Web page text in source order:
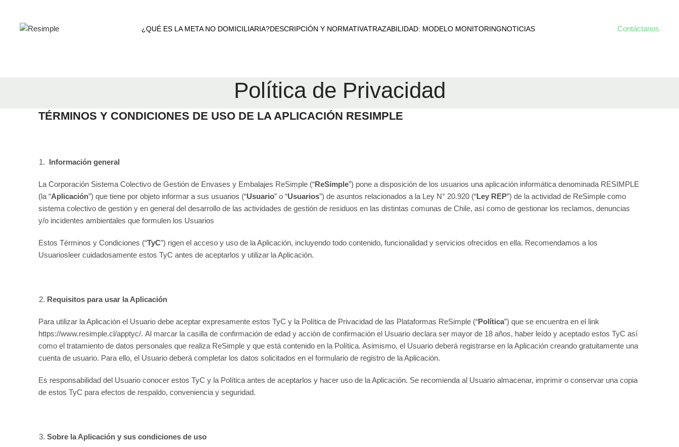
¿QUÉ ES LA META NO DOMICILIARIA?DESCRIPCIÓN Y NORMATIVATRAZABILIDAD: MODELO MONITORINGNOTICIAS Contáctanos
Política de Privacidad
TÉRMINOS Y CONDICIONES DE USO DE LA APLICACIÓN RESIMPLE
Información general
La Corporación Sistema Colectivo de Gestión de Envases y Embalajes ReSimple (“ReSimple”) pone a disposición de los usuarios una aplicación informática denominada RESIMPLE
(la “Aplicación”) que tiene por objeto informar a sus usuarios (“Usuario” o “Usuarios”) de asuntos relacionados a la Ley N° 20.920 (“Ley REP”) de la actividad de ReSimple como
sistema colectivo de gestión y en general del desarrollo de las actividades de gestión de residuos en las distintas comunas de Chile, así como de gestionar los reclamos, denuncias
y/o incidentes ambientales que formulen los Usuarios
Estos Términos y Condiciones (“TyC”) rigen el acceso y uso de la Aplicación, incluyendo todo contenido, funcionalidad y servicios ofrecidos en ella. Recomendamos a los
Usuariosleer cuidadosamente estos TyC antes de aceptarlos y utilizar la Aplicación.
Requisitos para usar la Aplicación
Para utilizar la Aplicación el Usuario debe aceptar expresamente estos TyC y la Política de Privacidad de las Plataformas ReSimple (“Política”) que se encuentra en el link
https://www.resimple.cl/apptyc/. Al marcar la casilla de confirmación de edad y acción de confirmación el Usuario declara ser mayor de 18 años, haber leído y aceptado estos TyC así
como el tratamiento de datos personales que realiza ReSimple y que está contenido en la Política. Asimismo, el Usuario deberá registrarse en la Aplicación creando gratuitamente una
cuenta de usuario. Para ello, el Usuario deberá completar los datos solicitados en el formulario de registro de la Aplicación.
Es responsabilidad del Usuario conocer estos TyC y la Política antes de aceptarlos y hacer uso de la Aplicación. Se recomienda al Usuario almacenar, imprimir o conservar una copia
de estos TyC para efectos de respaldo, conveniencia y seguridad.
Sobre la Aplicación y sus condiciones de uso